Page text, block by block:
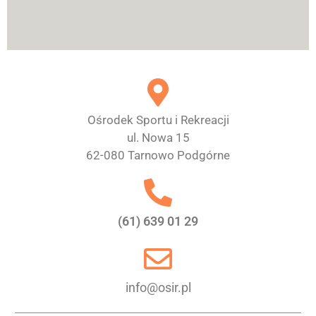
Ośrodek Sportu i Rekreacji
ul. Nowa 15
62-080 Tarnowo Podgórne
(61) 639 01 29
info@osir.pl